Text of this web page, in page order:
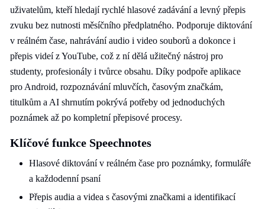
uživatelům, kteří hledají rychlé hlasové zadávání a levný přepis
zvuku bez nutnosti měsíčního předplatného. Podporuje diktování
v reálném čase, nahrávání audio i video souborů a dokonce i
přepis videí z YouTube, což z ní dělá užitečný nástroj pro
studenty, profesionály i tvůrce obsahu. Díky podpoře aplikace
pro Android, rozpoznávání mluvčích, časovým značkám,
titulkům a AI shrnutím pokrývá potřeby od jednoduchých
poznámek až po kompletní přepisové procesy.
Klíčové funkce Speechnotes
Hlasové diktování v reálném čase pro poznámky, formuláře
a každodenní psaní
Přepis audia a videa s časovými značkami a identifikací